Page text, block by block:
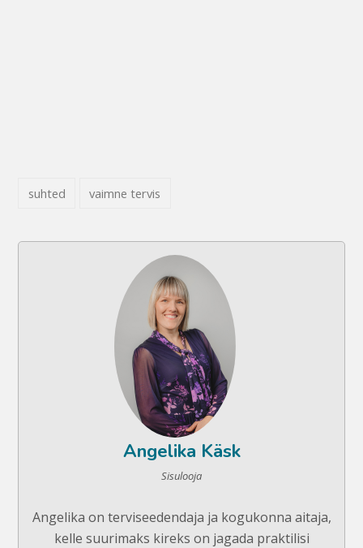
suhted vaimne tervis
Angelika Käsk
Sisulooja
Angelika on terviseedendaja ja kogukonna aitaja,
kelle suurimaks kireks on jagada praktilisi